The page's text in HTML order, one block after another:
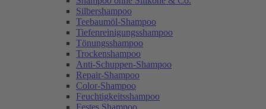
Silbershampoo
Teebaumöl-Shampoo
Tiefenreinigungsshampoo
Tönungsshampoo
Trockenshampoo
Anti-Schuppen-Shampoo
Repair-Shampoo
Color-Shampoo
Feuchtigkeitsshampoo
Festes Shampoo